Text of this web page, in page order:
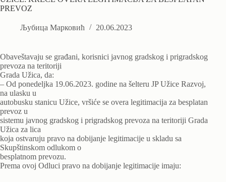
PREVOZ
Љубица Марковић 20.06.2023
Obaveštavaju se građani, korisnici javnog gradskog i prigradskog
prevoza na teritoriji
Grada Užica, da:
– Od ponedeljka 19.06.2023. godine na šelteru JP Užice Razvoj,
na ulasku u
autobusku stanicu Užice, vršiće se overa legitimacija za besplatan
prevoz u
sistemu javnog gradskog i prigradskog prevoza na teritoriji Grada
Užica za lica
koja ostvaruju pravo na dobijanje legitimacije u skladu sa
Skupštinskom odlukom o
besplatnom prevozu.
Prema ovoj Odluci pravo na dobijanje legitimacije imaju: